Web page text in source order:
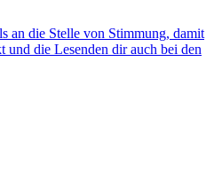
an die Stelle von Stimmung, damit
die Lesenden dir auch bei den